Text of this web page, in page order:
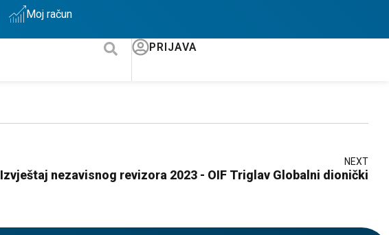
Moj račun
PRIJAVA
NEXT
Izvještaj nezavisnog revizora 2023 - OIF Triglav Globalni dionički